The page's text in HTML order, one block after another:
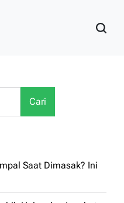
Cari
Saat Dimasak? Ini